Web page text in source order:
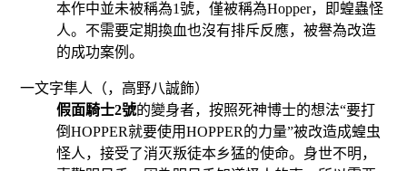
本作中並未被稱為1號，僅被稱為Hopper，即蝗蟲怪
人。不需要定期換血也沒有排斥反應，被譽為改造
的成功案例。
一文字隼人（， 高野八誠飾）
假面騎士2號的變身者，按照死神博士的想法“要打
倒HOPPER就要使用HOPPER的力量”被改造成蝗虫
怪人，接受了消灭叛徒本乡猛的使命。身世不明，